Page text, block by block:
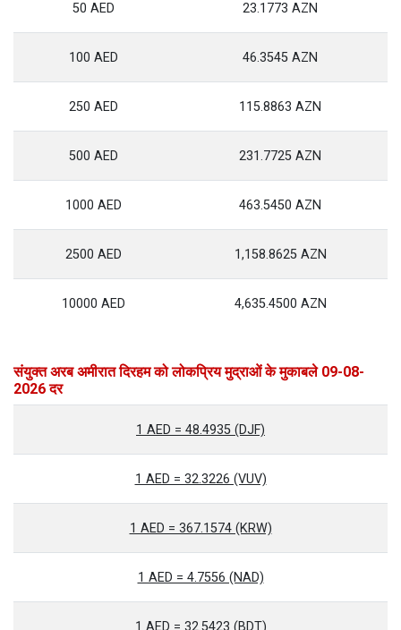
50 AED 23.1773 AZN
100 AED 46.3545 AZN
250 AED 115.8863 AZN
500 AED 231.7725 AZN
1000 AED 463.5450 AZN
2500 AED 1,158.8625 AZN
10000 AED 4,635.4500 AZN
संयुक्त अरब अमीरात दिरहम को लोकप्रिय मुद्राओं के मुकाबले 09-08-
2026 दर
1 AED = 48.4935 (DJF)
1 AED = 32.3226 (VUV)
1 AED = 367.1574 (KRW)
1 AED = 4.7556 (NAD)
1 AED = 32.5423 (BDT)